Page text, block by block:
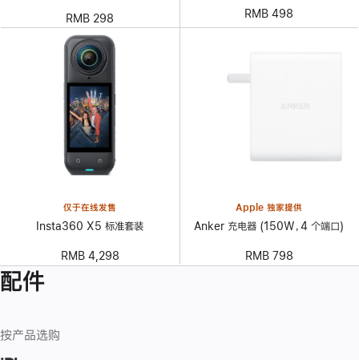
RMB 298 RMB 498
仅于在线发售
Insta360 X5 标准套装
RMB 4,298
Apple 独家提供
Anker 充电器 (150W，4 个端口)
RMB 798
配件
按产品选购